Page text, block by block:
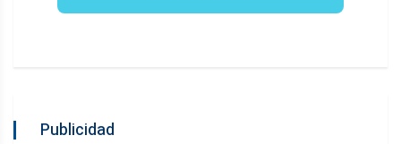
Publicidad